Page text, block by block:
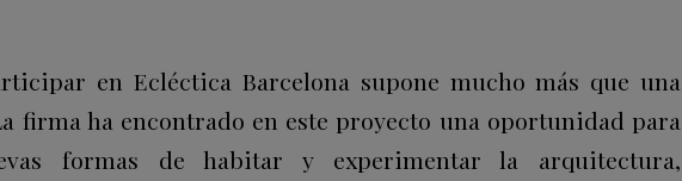
en Ecléctica Barcelona supone mucho más que una
firma ha encontrado en este proyecto una oportunidad para
formas de habitar y experimentar la arquitectura,